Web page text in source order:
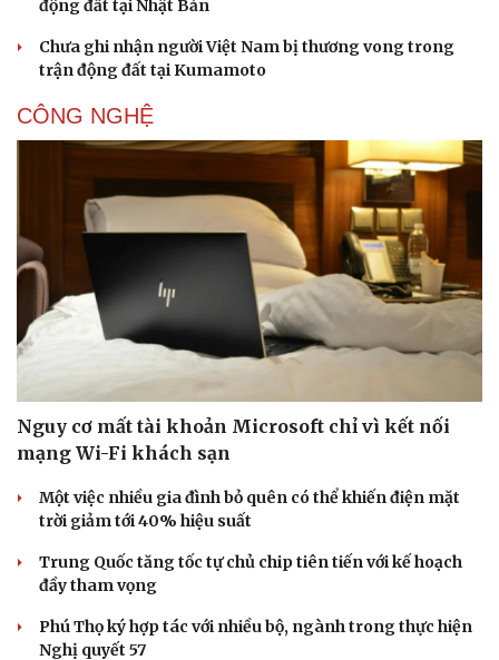
động đất tại Nhật Bản
Chưa ghi nhận người Việt Nam bị thương vong trong
trận động đất tại Kumamoto
CÔNG NGHỆ
Nguy cơ mất tài khoản Microsoft chỉ vì kết nối
mạng Wi-Fi khách sạn
Một việc nhiều gia đình bỏ quên có thể khiến điện mặt
trời giảm tới 40% hiệu suất
Trung Quốc tăng tốc tự chủ chip tiên tiến với kế hoạch
đầy tham vọng
Phú Thọ ký hợp tác với nhiều bộ, ngành trong thực hiện
Nghị quyết 57